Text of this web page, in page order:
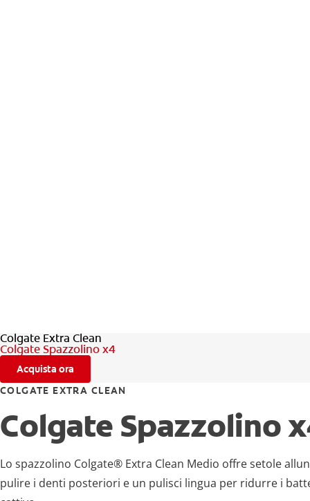
Colgate Extra Clean
Colgate Spazzolino x4
Acquista ora
COLGATE EXTRA CLEAN
Colgate Spazzolino
Lo spazzolino Colgate® Extra Clean Medio offre setole
pulire i denti posteriori e un pulisci lingua per ridurre i